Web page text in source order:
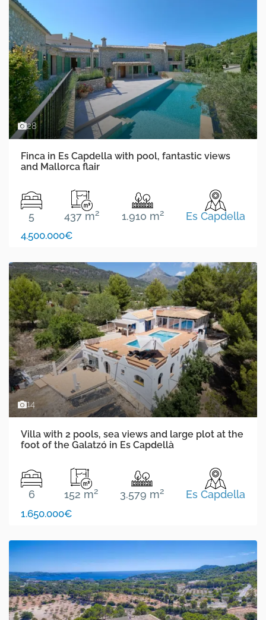
28
Finca in Es Capdella with pool, fantastic views
and Mallorca flair
5 437 m2 1.910 m2 Es Capdella
4.500.000€
14
Villa with 2 pools, sea views and large plot at the
foot of the Galatzó in Es Capdellà
6 152 m2 3.579 m2 Es Capdella
1.650.000€